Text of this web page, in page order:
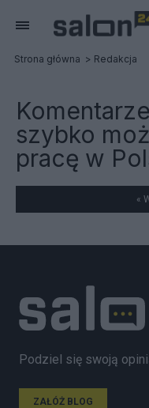
Strona główna Redakcja
szybko
pracę w
«
Podziel się swoją
ZAŁÓŻ BLOG